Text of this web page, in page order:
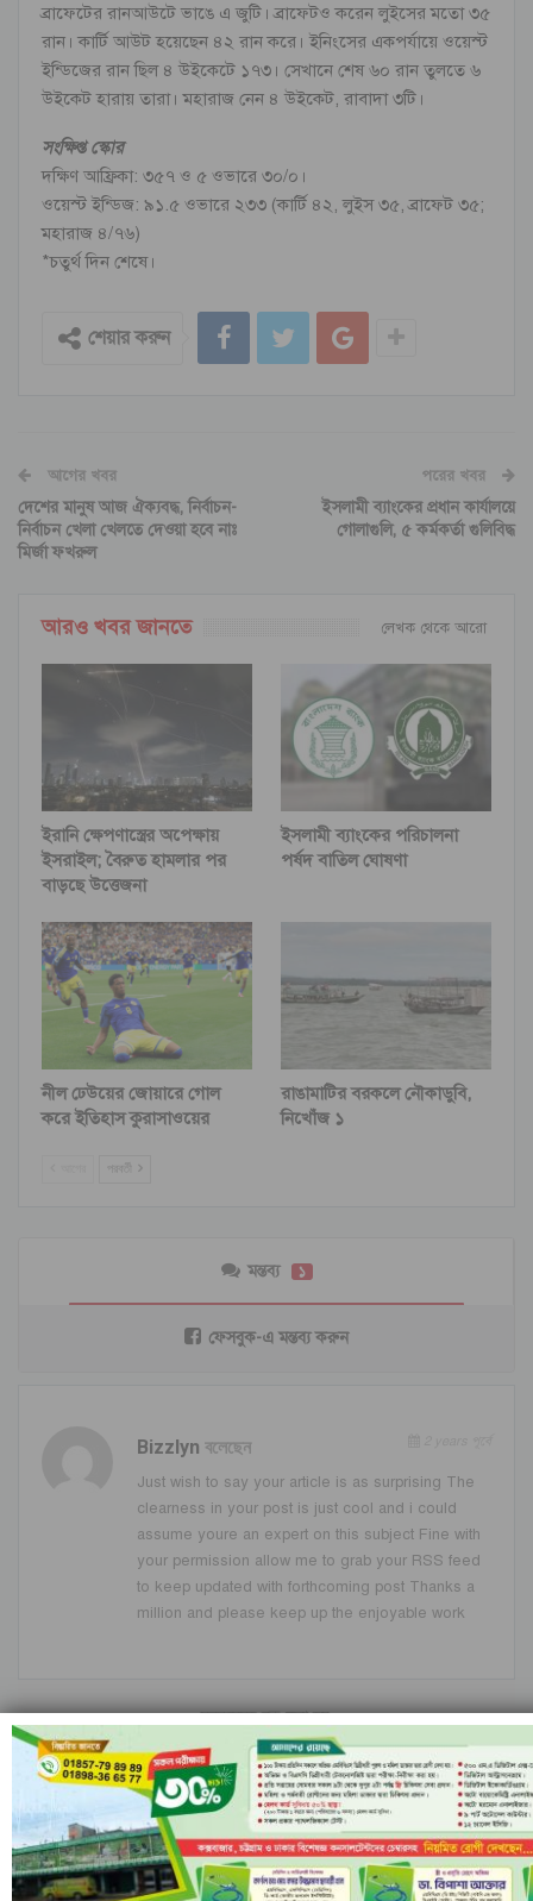
ব্রাফেটের রানআউটে ভাঙে এ জুটি। ব্রাফেটও করেন লুইসের মতো ৩৫
রান। কার্টি আউট হয়েছেন ৪২ রান করে। ইনিংসের একপর্যায়ে ওয়েস্ট
ইন্ডিজের রান ছিল ৪ উইকেটে ১৭৩। সেখানে শেষ ৬০ রান তুলতে ৬
উইকেট হারায় তারা। মহারাজ নেন ৪ উইকেট, রাবাদা ৩টি।
সংক্ষিপ্ত স্কোর
দক্ষিণ আফ্রিকা: ৩৫৭ ও ৫ ওভারে ৩০/০।
ওয়েস্ট ইন্ডিজ: ৯১.৫ ওভারে ২৩৩ (কার্টি ৪২, লুইস ৩৫, ব্রাফেট ৩৫;
মহারাজ ৪/৭৬)
*চতুর্থ দিন শেষে।
শেয়ার করুন
আগের খবর
দেশের মানুষ আজ ঐক্যবদ্ধ, নির্বাচন-
নির্বাচন খেলা খেলতে দেওয়া হবে নাঃ
মির্জা ফখরুল
পরের খবর
ইসলামী ব্যাংকের প্রধান কার্যালয়ে
গোলাগুলি, ৫ কর্মকর্তা গুলিবিদ্ধ
আরও খবর জানতে লেখক থেকে আরো
ইরানি ক্ষেপণাস্ত্রের অপেক্ষায়
ইসরাইল; বৈরুত হামলার পর
বাড়ছে উত্তেজনা
ইসলামী ব্যাংকের পরিচালনা
পর্ষদ বাতিল ঘোষণা
নীল ঢেউয়ের জোয়ারে গোল
করে ইতিহাস কুরাসাওয়ের
রাঙামাটির বরকলে নৌকাডুবি,
নিখোঁজ ১
পরবর্তী
মন্তব্য ১
ফেসবুক-এ মন্তব্য করুন
Bizzlyn বলেছেন
Just wish to say your article is as surprising The
clearness in your post is just cool and i could
assume youre an expert on this subject Fine with
your permission allow me to grab your RSS feed
to keep updated with forthcoming post Thanks a
million and please keep up the enjoyable work
মন্তব্যসমূহ বন্ধ করা হয়.
ইরানি ক্ষেপণাস্ত্রের অপেক্ষায় ইসরাইল; বৈরুত হামলার
পর বাড়ছে…